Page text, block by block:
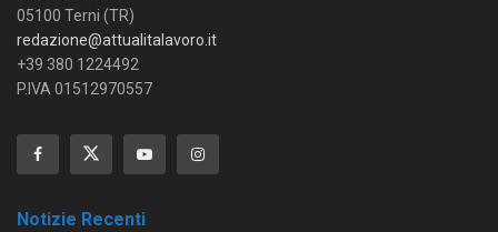
05100 Terni (TR)
redazione@attualitalavoro.it
+39 380 1224492
P.IVA 01512970557
Notizie Recenti